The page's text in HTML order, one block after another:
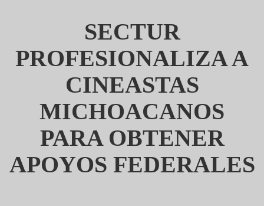
SECTUR
PROFESIONALIZA A
CINEASTAS
MICHOACANOS
PARA OBTENER
APOYOS FEDERALES